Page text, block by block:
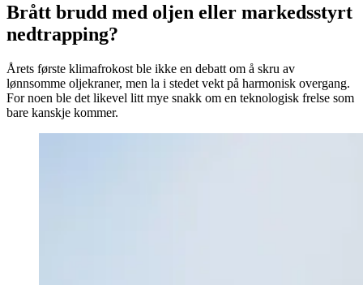
Brått brudd med oljen eller markedsstyrt
nedtrapping?
Årets første klimafrokost ble ikke en debatt om å skru av
lønnsomme oljekraner, men la i stedet vekt på harmonisk overgang.
For noen ble det likevel litt mye snakk om en teknologisk frelse som
bare kanskje kommer.